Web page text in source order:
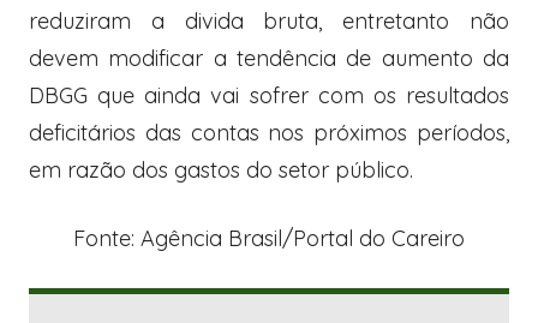
reduziram a divida bruta, entretanto não
devem modificar a tendência de aumento da
DBGG que ainda vai sofrer com os resultados
deficitários das contas nos próximos períodos,
em razão dos gastos do setor público.
Fonte: Agência Brasil/Portal do Careiro